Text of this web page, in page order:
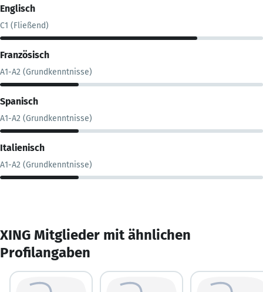
Englisch
C1 (Fließend)
Französisch
A1-A2 (Grundkenntnisse)
Spanisch
A1-A2 (Grundkenntnisse)
Italienisch
A1-A2 (Grundkenntnisse)
XING Mitglieder mit ähnlichen
Profilangaben